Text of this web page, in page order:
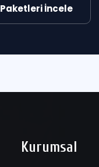
Paketleri İncele
Kurumsal